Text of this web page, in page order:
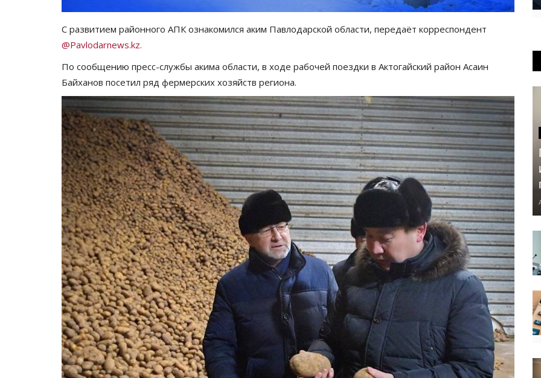
С развитием районного АПК ознакомился аким Павлодарской области, передаёт корреспондент
@Pavlodarnews.kz.
По сообщению пресс-службы акима области, в ходе рабочей поездки в Актогайский район Асаин
Байханов посетил ряд фермерских хозяйств региона.